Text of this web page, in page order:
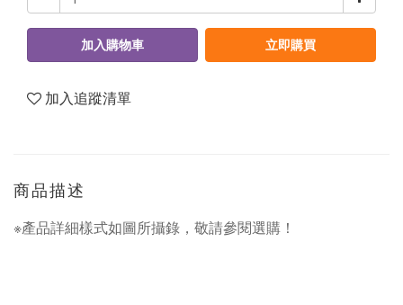
加入購物車 立即購買
加入追蹤清單
商品描述
※產品詳細樣式如圖所攝錄，敬請參閱選購！